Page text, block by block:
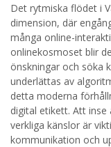
Genom att
Sekretesspolicyn
reklam via e-
tillbaka
Det rytmiska flödet i
dimension, där
många online-
onlinekosmoset blir
önskningar och söka
underlättas av
detta moderna
digital etikett. Att inse
verkliga känslor är
kommunikation och